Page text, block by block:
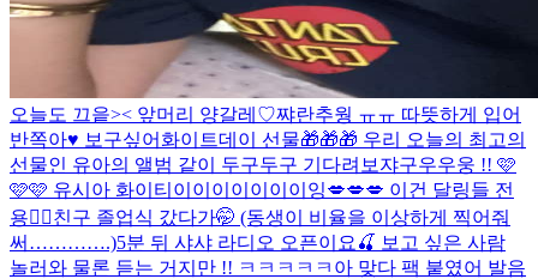
오늘도 끄읕>< 앞머리 양갈레♡쨔란추웡 ㅠㅠ 따뜻하게 입어
반쪽아♥️ 보구싶어 화이트데이 선물🎁🎁🎁 우리 오늘의 최고의
선물인 유아의 앨범 같이 두구두구 기다려보쟈구우우웅 !! 🩷
🩷🩷 유시아 화이티이이이이이이이잉💋💋💋 이건 달링들 전
용❤️‍🔥친구 졸업식 갔다가🤭 (동생이 비율을 이상하게 찍어줘
써………….)5분 뒤 샤샤 라디오 오픈이요🍒 보고 싶은 사람
놀러와 물론 듣는 거지만 !! ㅋㅋㅋㅋㅋ아 맞다 팩 붙였어 발음